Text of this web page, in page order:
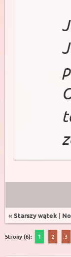
« Starszy wątek |
Strony (6): 1 2 3